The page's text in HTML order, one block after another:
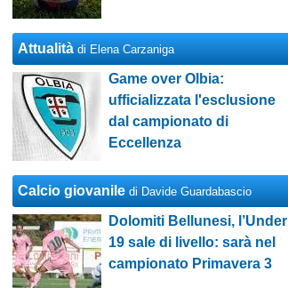
Attualità di Elena Carzaniga
Game over Olbia:
ufficializzata l'esclusione
dal campionato di
Eccellenza
Calcio giovanile di Davide Guardabascio
Dolomiti Bellunesi, l’Under
19 sale di livello: sarà nel
campionato Primavera 3